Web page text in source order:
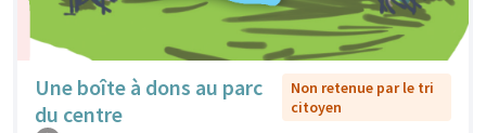
Une boîte à dons au parc
du centre
Non retenue par le tri
citoyen